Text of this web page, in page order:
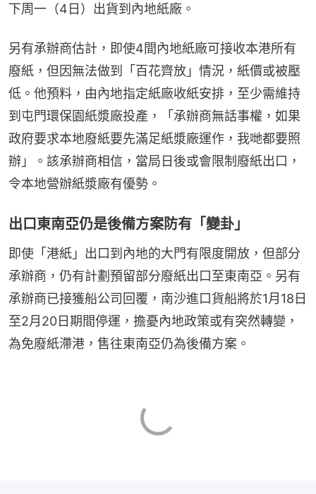
下周一（4日）出貨到內地紙廠。
另有承辦商估計，即使4間內地紙廠可接收本港所有
廢紙，但因無法做到「百花齊放」情況，紙價或被壓
低。他預料，由內地指定紙廠收紙安排，至少需維持
到屯門環保園紙漿廠投產，「承辦商無話事權，如果
政府要求本地廢紙要先滿足紙漿廠運作，我哋都要照
辦」。該承辦商相信，當局日後或會限制廢紙出口，
令本地營辦紙漿廠有優勢。
出口東南亞仍是後備方案防有「變卦」
即使「港紙」出口到內地的大門有限度開放，但部分
承辦商，仍有計劃預留部分廢紙出口至東南亞。另有
承辦商已接獲船公司回覆，南沙進口貨船將於1月18日
至2月20日期間停運，擔憂內地政策或有突然轉變，
為免廢紙滯港，售往東南亞仍為後備方案。